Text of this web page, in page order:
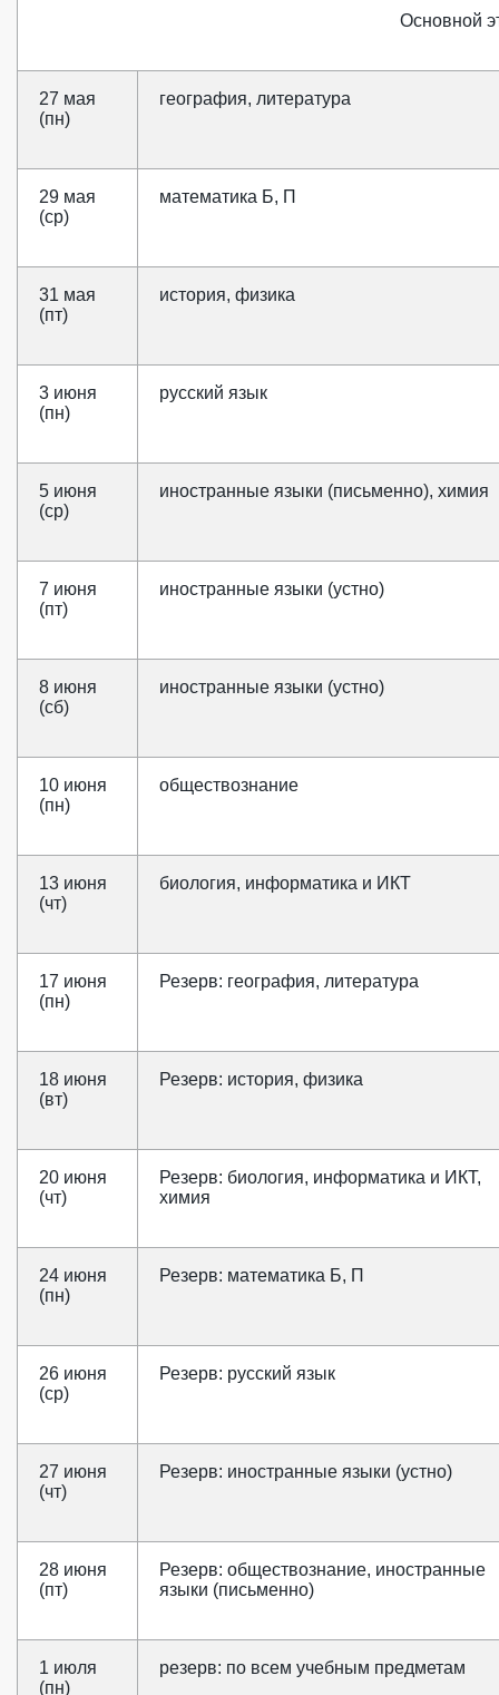
Основной
27 мая
(пн)
география, литература
29 мая
(ср)
математика Б, П
31 мая
(пт)
история, физика
3 июня
(пн)
русский язык
5 июня
(ср)
иностранные языки (письменно), химия
7 июня
(пт)
иностранные языки (устно)
8 июня
(сб)
иностранные языки (устно)
10 июня
(пн)
обществознание
13 июня
(чт)
биология, информатика и ИКТ
17 июня
(пн)
Резерв: география, литература
18 июня
(вт)
Резерв: история, физика
20 июня
(чт)
Резерв: биология, информатика и ИКТ,
химия
24 июня
(пн)
Резерв: математика Б, П
26 июня
(ср)
Резерв: русский язык
27 июня
(чт)
Резерв: иностранные языки (устно)
28 июня
(пт)
Резерв: обществознание, иностранные
языки (письменно)
1 июля
(пн)
резерв: по всем учебным предметам